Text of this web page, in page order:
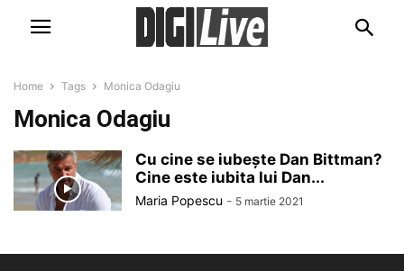
Home Tags Monica Odagiu
Monica Odagiu
Cu cine se iubește Dan Bittman?
Cine este iubita lui Dan...
Maria Popescu - 5 martie 2021